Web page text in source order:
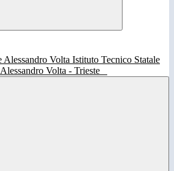
Istituto Tecnico Statale
Alessandro Volta - Trieste